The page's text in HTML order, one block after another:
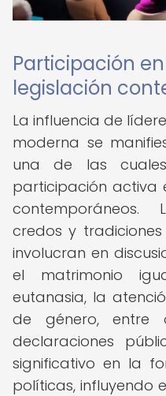
Participación
legislación
La influencia de
moderna se
una de las
participación activa
contemporáneos.
credos y
involucran en
el matrimonio
eutanasia, la
de género, entre
declaraciones
significativo en la
políticas, influyendo